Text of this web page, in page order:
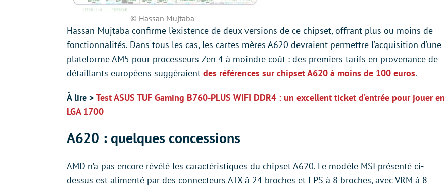
© Hassan Mujtaba
Hassan Mujtaba confirme l’existence de deux versions de ce chipset, offrant plus ou moins de
fonctionnalités. Dans tous les cas, les cartes mères A620 devraient permettre l’acquisition d’une
plateforme AM5 pour processeurs Zen 4 à moindre coût : des premiers tarifs en provenance de
détaillants européens suggéraient des références sur chipset A620 à moins de 100 euros.
À lire >Test ASUS TUF Gaming B760-PLUS WIFI DDR4 : un excellent ticket d’entrée pour jouer en
LGA 1700
A620 : quelques concessions
AMD n’a pas encore révélé les caractéristiques du chipset A620. Le modèle MSI présenté ci-
dessus est alimenté par des connecteurs ATX à 24 broches et EPS à 8 broches, avec VRM à 8